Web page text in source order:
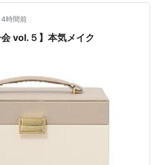
時間前
会 vol.５】本気メイク